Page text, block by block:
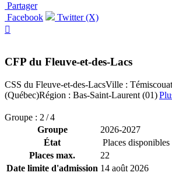
Partager
Facebook
Twitter (X)

CFP du Fleuve-et-des-Lacs
CSS du Fleuve-et-des-LacsVille :
(Québec)Région : Bas-Saint-Laurent (01)
Groupe : 2 / 4
Groupe
2026-2027
État
Places disponibles
Places max.
22
Date limite d'admission 14 août 2026